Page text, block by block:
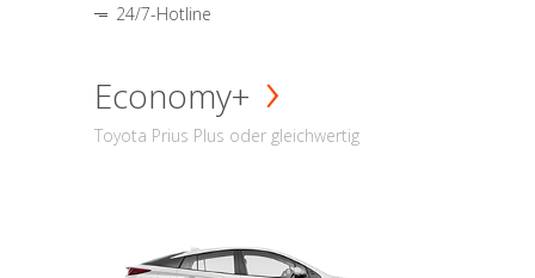
24/7-Hotline
Economy+
Toyota Prius Plus oder gleichwertig